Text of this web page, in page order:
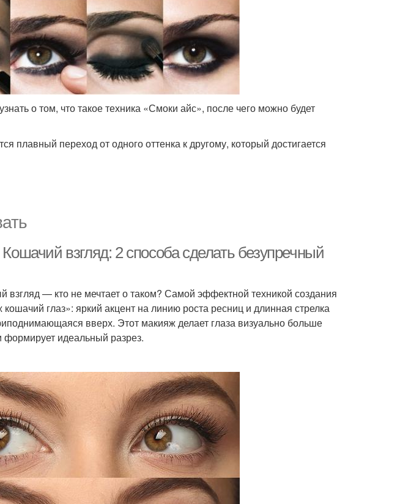
о том, что такое техника «Смоки айс», после чего можно будет
плавный переход от одного оттенка к другому, который достигается
взгляд: 2 способа сделать безупречный
— кто не мечтает о таком? Самой эффектной техникой создания
кошачий глаз»: яркий акцент на линию роста ресниц и длинная стрелка
вверх. Этот макияж делает глаза визуально больше
формирует идеальный разрез.